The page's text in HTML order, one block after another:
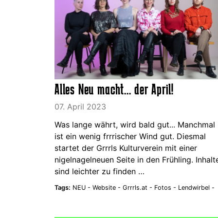
Alles Neu macht... der April!
07. April 2023
Was lange währt, wird bald gut... Manchmal
ist ein wenig frrrischer Wind gut. Diesmal
startet der Grrrls Kulturverein mit einer
nigelnagelneuen Seite in den Frühling.
sind leichter zu finden …
Tags: NEU - Website - Grrrls.at - Fotos - Lendwirbel -